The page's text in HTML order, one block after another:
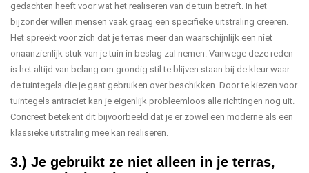
gedachten heeft voor wat het realiseren van de tuin betreft. In het
bijzonder willen mensen vaak graag een specifieke uitstraling creëren.
Het spreekt voor zich dat je terras meer dan waarschijnlijk een niet
onaanzienlijk stuk van je tuin in beslag zal nemen. Vanwege deze reden
is het altijd van belang om grondig stil te blijven staan bij de kleur waar
de tuintegels die je gaat gebruiken over beschikken. Door te kiezen voor
tuintegels antraciet kan je eigenlijk probleemloos alle richtingen nog uit.
Concreet betekent dit bijvoorbeeld dat je er zowel een moderne als een
klassieke uitstraling mee kan realiseren.
3.) Je gebruikt ze niet alleen in je terras,